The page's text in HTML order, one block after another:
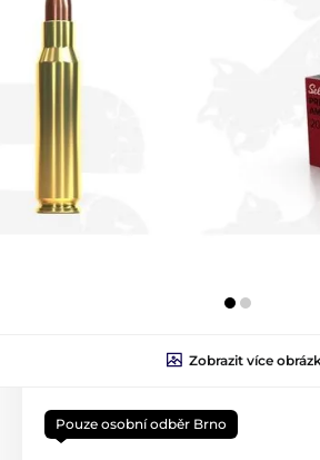
Zobrazit více
Pouze osobní odběr Brno